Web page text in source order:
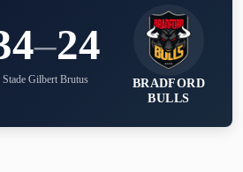
–24
Stade Gilbert Brutus
BRADFORD
BULLS